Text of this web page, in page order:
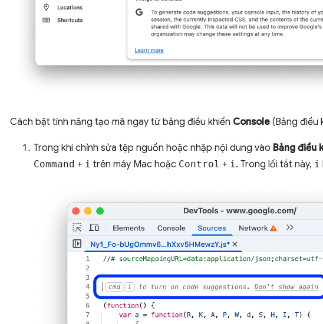
Cách bật tính năng tạo mã ngay từ bảng điều khiển Console (Bảng điều
Trong khi chỉnh sửa tệp nguồn hoặc nhập nội dung vào Bảng điều
Command + i trên máy Mac hoặc Control + i. Trong lối tắt này, i